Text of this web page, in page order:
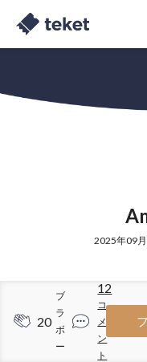
2025年09
20
ブ
ラ
ボ
ー
12
コ
メ
ン
ト